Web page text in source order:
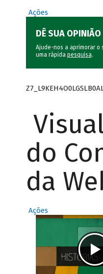
Ações
DÊ SUA OPINIÃO
Ajude-nos a aprimorar o
uma rápida pesquisa.
do
da
Ações